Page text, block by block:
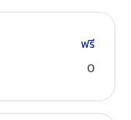
ฟรี
0